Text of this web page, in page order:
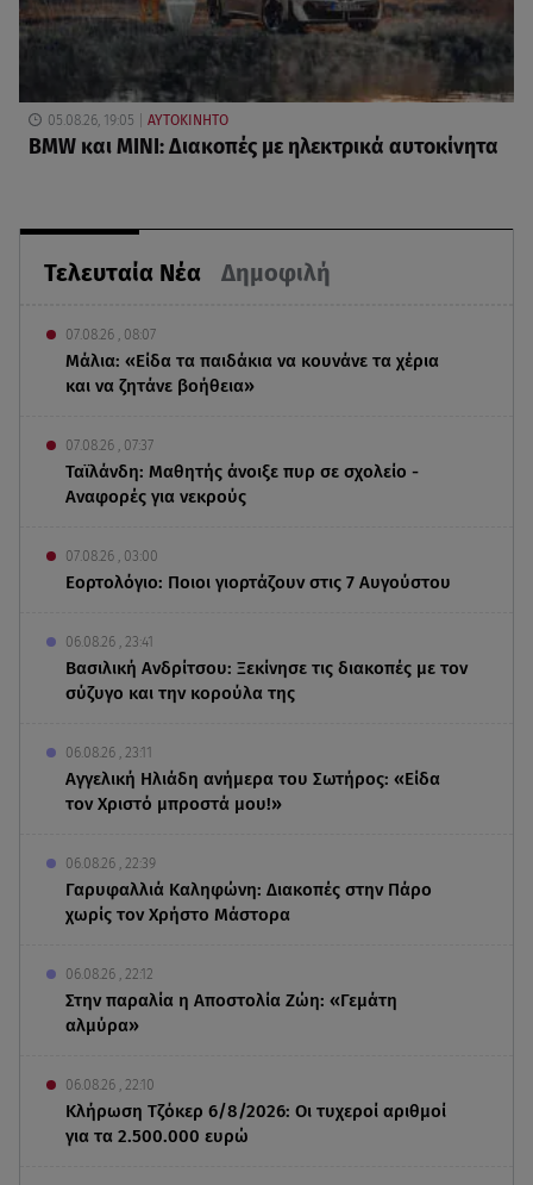
Τελευταία Νέα Δημοφιλή
07.08.26 , 08:07
Μάλια: «Είδα τα παιδάκια να κουνάνε τα χέρια
και να ζητάνε βοήθεια»
07.08.26 , 07:37
Ταϊλάνδη: Μαθητής άνοιξε πυρ σε σχολείο -
Αναφορές για νεκρούς
07.08.26 , 03:00
Εορτολόγιο: Ποιοι γιορτάζουν στις 7 Αυγούστου
06.08.26 , 23:41
Βασιλική Ανδρίτσου: Ξεκίνησε τις διακοπές με τον
σύζυγο και την κορούλα της
06.08.26 , 23:11
Αγγελική Ηλιάδη ανήμερα του Σωτήρος: «Είδα
τον Χριστό μπροστά μου!»
06.08.26 , 22:39
Γαρυφαλλιά Καληφώνη: Διακοπές στην Πάρο
χωρίς τον Χρήστο Μάστορα
06.08.26 , 22:12
Στην παραλία η Αποστολία Ζώη: «Γεμάτη
αλμύρα»
06.08.26 , 22:10
Κλήρωση Τζόκερ 6/8/2026: Οι τυχεροί αριθμοί
για τα 2.500.000 ευρώ
05.08.26, 19:05 ΑΥΤΟΚΙΝΗΤΟ
BMW και MINI: Διακοπές με ηλεκτρικά αυτοκίνητα